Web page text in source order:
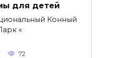
для детей
Конный
«
72